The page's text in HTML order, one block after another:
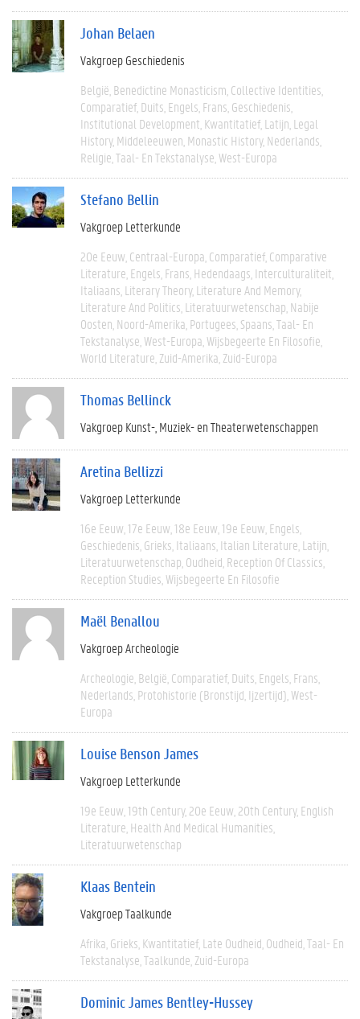
Johan Belaen
Vakgroep Geschiedenis
België Benedictine Monasticism Collective Identities
Comparatief Duits Engels Frans Geschiedenis
Institutional Development Kwantitatief Latijn Legal
History Middeleeuwen Monastic History Nederlands
Religie Taal- En Tekstanalyse West-Europa
Stefano Bellin
Vakgroep Letterkunde
20e Eeuw Centraal-Europa Comparatief Comparative
Literature Engels Frans Hedendaags Interculturaliteit
Italiaans Literary Theory Literature And Memory
Literature And Politics Literatuurwetenschap Nabije
Oosten Noord-Amerika Portugees Spaans Taal- En
Tekstanalyse West-Europa Wijsbegeerte En Filosofie
World Literature Zuid-Amerika Zuid-Europa
Thomas Bellinck
Vakgroep Kunst-, Muziek- en Theaterwetenschappen
Aretina Bellizzi
Vakgroep Letterkunde
16e Eeuw 17e Eeuw 18e Eeuw 19e Eeuw Engels
Geschiedenis Grieks Italiaans Italian Literature Latijn
Literatuurwetenschap Oudheid Reception Of Classics
Reception Studies Wijsbegeerte En Filosofie
Maël Benallou
Vakgroep Archeologie
Archeologie België Comparatief Duits Engels Frans
Nederlands Protohistorie (bronstijd, Ijzertijd) West-
Europa
Louise Benson James
Vakgroep Letterkunde
19e Eeuw 19th Century 20e Eeuw 20th Century English
Literature Health And Medical Humanities
Literatuurwetenschap
Klaas Bentein
Vakgroep Taalkunde
Afrika Grieks Kwantitatief Late Oudheid Oudheid Taal- En
Tekstanalyse Taalkunde Zuid-Europa
Dominic James Bentley-Hussey